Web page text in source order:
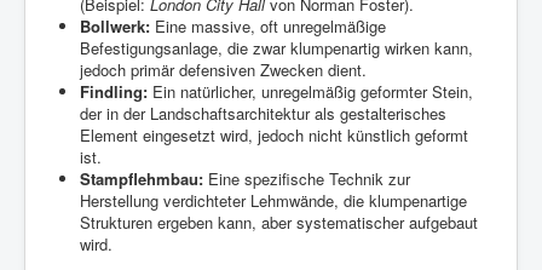
Bollwerk: Eine massive, oft unregelmäßige
Befestigungsanlage, die zwar klumpenartig wirken kann,
jedoch primär defensiven Zwecken dient.
Findling: Ein natürlicher, unregelmäßig geformter Stein,
der in der Landschaftsarchitektur als gestalterisches
Element eingesetzt wird, jedoch nicht künstlich geformt
ist.
Stampflehmbau: Eine spezifische Technik zur
Herstellung verdichteter Lehmwände, die klumpenartige
Strukturen ergeben kann, aber systematischer aufgebaut
wird.